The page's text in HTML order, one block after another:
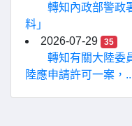
轉知內政部警政
料」
2026-07-29
35
轉知有關大陸委
陸應申請許可一案，